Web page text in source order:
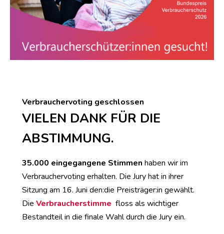
Verbrauchervoting geschlossen
VIELEN DANK FÜR DIE
ABSTIMMUNG.
35.000 eingegangene Stimmen haben wir im
Verbrauchervoting erhalten. Die Jury hat in ihrer
Sitzung am 16. Juni den:die Preisträger:in gewählt.
Die Verbraucherstimme floss als wichtiger
Bestandteil in die finale Wahl durch die Jury ein.